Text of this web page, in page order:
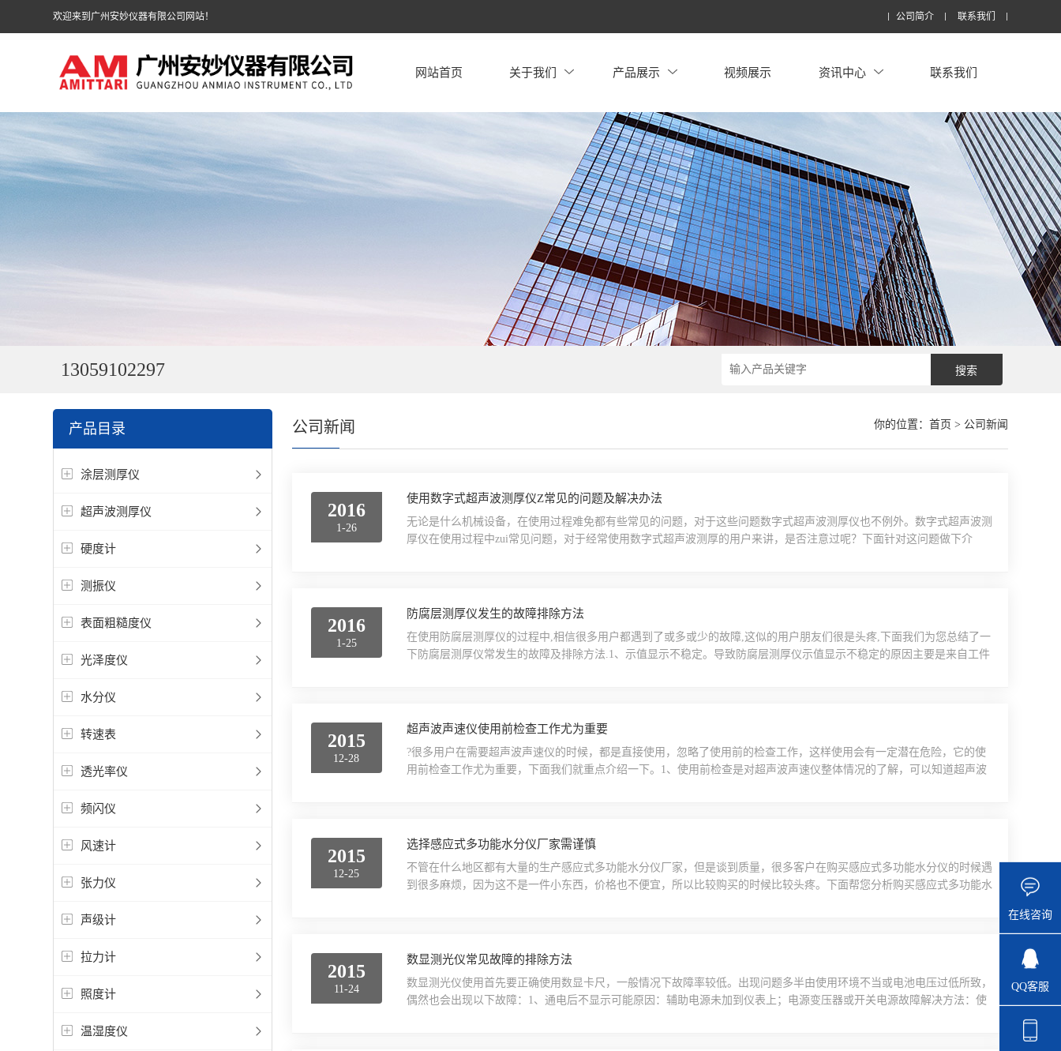
欢迎来到广州安妙仪器有限公司网站！ 公司简介 联系我们
网站首页 关于我们 产品展示 视频展示 资讯中心 联系我们
13059102297
产品目录
涂层测厚仪
超声波测厚仪
硬度计
测振仪
表面粗糙度仪
光泽度仪
水分仪
转速表
透光率仪
频闪仪
风速计
张力仪
声级计
拉力计
照度计
温湿度仪
你的位置： 首页 > 公司新闻
公司新闻
2016
1-26
使用数字式超声波测厚仪Z常见的问题及解决办法
无论是什么机械设备，在使用过程难免都有些常见的问题，对于这些问题数字式超声波测厚仪也不例外。数字式超声波测
厚仪在使用过程中zui常见问题，对于经常使用数字式超声波测厚的用户来讲，是否注意过呢？下面针对这问题做下介
2016
1-25
防腐层测厚仪发生的故障排除方法
在使用防腐层测厚仪的过程中,相信很多用户都遇到了或多或少的故障,这似的用户朋友们很是头疼,下面我们为您总结了一
下防腐层测厚仪常发生的故障及排除方法.1、示值显示不稳定。导致防腐层测厚仪示值显示不稳定的原因主要是来自工件
2015
12-28
超声波声速仪使用前检查工作尤为重要
?很多用户在需要超声波声速仪的时候，都是直接使用，忽略了使用前的检查工作，这样使用会有一定潜在危险，它的使
用前检查工作尤为重要，下面我们就重点介绍一下。1、使用前检查是对超声波声速仪整体情况的了解，可以知道超声波
2015
12-25
选择感应式多功能水分仪厂家需谨慎
不管在什么地区都有大量的生产感应式多功能水分仪厂家，但是谈到质量，很多客户在购买感应式多功能水分仪的时候遇
到很多麻烦，因为这不是一件小东西，价格也不便宜，所以比较购买的时候比较头疼。下面帮您分析购买感应式多功能水
2015
11-24
数显测光仪常见故障的排除方法
数显测光仪使用首先要正确使用数显卡尺，一般情况下故障率较低。出现问题多半由使用环境不当或电池电压过低所致，
偶然也会出现以下故障：1、通电后不显示可能原因：辅助电源未加到仪表上；电源变压器或开关电源故障解决方法：使
在线咨询
QQ客服